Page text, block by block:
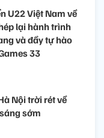
U22 Việt Nam về
lại hành trình
và đầy tự hào
33
Nội trời rét về
sớm